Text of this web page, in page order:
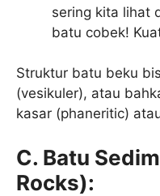
sering kita lihat
batu cobek!
Struktur batu beku
(vesikuler), atau
kasar (phaneritic)
C. Batu
Rocks):